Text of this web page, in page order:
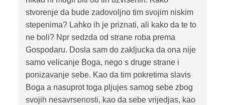
stvorenje da bude zadovoljno tim svojim niskim
stepenima? Lahko ih je priznati, ali kako da te to
ne boli? Npr sedzda od strane roba prema
Gospodaru. Dosla sam do zakljucka da ona nije
samo velicanje Boga, nego s druge strane i
ponizavanje sebe. Kao da tim pokretima slavis
Boga a nasuprot toga pljujes samog sebe zbog
svojih nesavrsenosti, kao da sebe vrijedjas, kao